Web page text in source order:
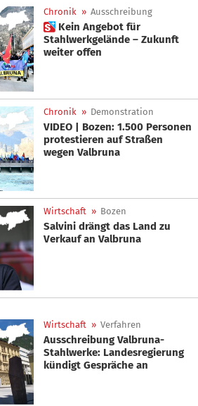
Chronik » Ausschreibung
 Kein Angebot für
Stahlwerkgelände – Zukunft
weiter offen
Chronik » Demonstration
VIDEO | Bozen: 1.500 Personen
protestieren auf Straßen
wegen Valbruna
Wirtschaft » Bozen
Salvini drängt das Land zu
Verkauf an Valbruna
Wirtschaft » Verfahren
Ausschreibung Valbruna-
Stahlwerke: Landesregierung
kündigt Gespräche an